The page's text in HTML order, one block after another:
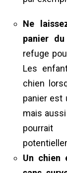
Ne
panier
refuge
Les
chien
panier est
mais
Un chien